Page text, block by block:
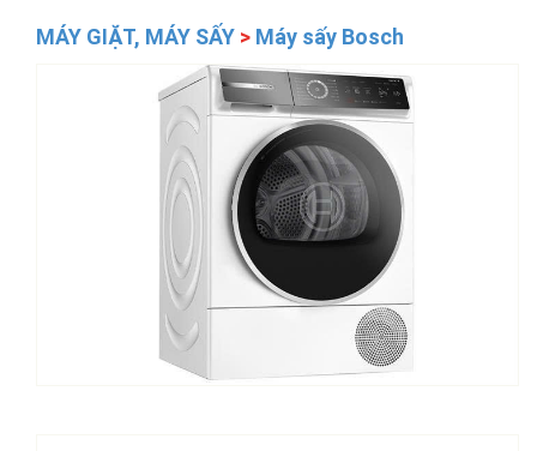
MÁY GIẶT, MÁY SẤY > Máy sấy Bosch